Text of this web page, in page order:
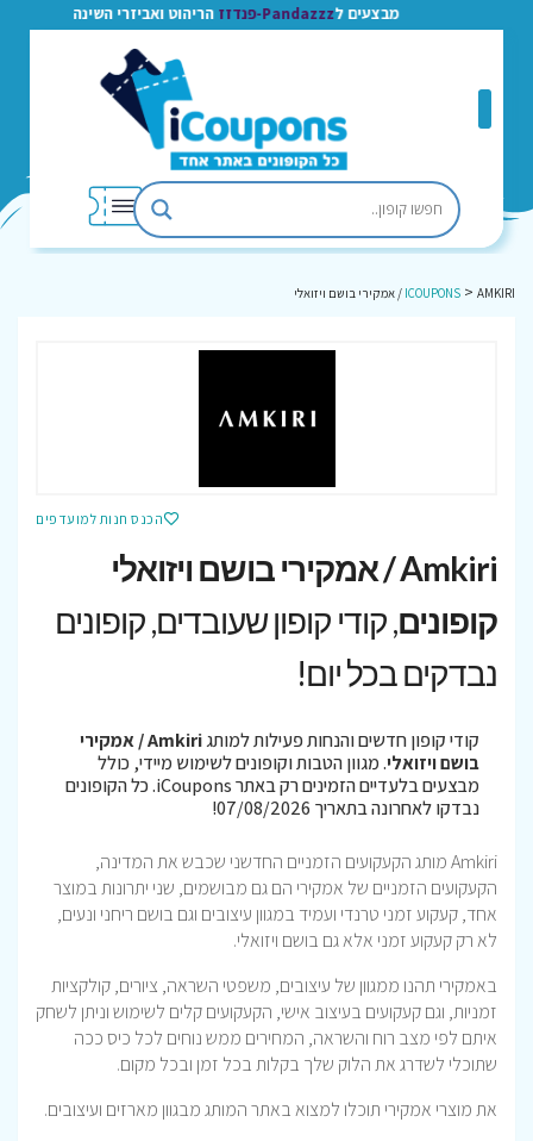
מבצעים ל Pandazzz-פנדזז הריהוט ואביזרי השינה
ICOUPONS > AMKIRI / אמקירי בושם ויזואלי
הכנס חנות למועדפים
Amkiri / אמקירי בושם ויזואלי
קופונים, קודי קופון שעובדים, קופונים
נבדקים בכל יום!
קודי קופון חדשים והנחות פעילות למותג
Amkiri / אמקירי
בושם ויזואלי. מגוון הטבות וקופונים לשימוש מיידי, כולל
מבצעים בלעדיים הזמינים רק באתר iCoupons. כל הקופונים
נבדקו לאחרונה בתאריך 07/08/2026!
Amkiri מותג הקעקועים הזמניים החדשני שכבש את המדינה,
הקעקועים הזמניים של אמקירי הם גם מבושמים, שני יתרונות במוצר
אחד, קעקוע זמני טרנדי ועמיד במגוון עיצובים וגם בושם ריחני ונעים,
לא רק קעקוע זמני אלא גם בושם ויזואלי.
באמקירי תהנו ממגוון של עיצובים, משפטי השראה, ציורים, קולקציות
זמניות, וגם קעקועים בעיצוב אישי, הקעקועים קלים לשימוש וניתן לשחק
איתם לפי מצב רוח והשראה, המחירים ממש נוחים לכל כיס ככה
שתוכלי לשדרג את הלוק שלך בקלות בכל זמן ובכל מקום.
את מוצרי אמקירי תוכלו למצוא באתר המותג מבגוון מארזים ועיצובים.